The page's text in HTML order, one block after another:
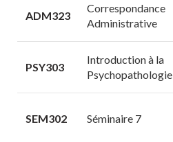
ADM323
Correspondance
Administrative
PSY303
Introduction à la
Psychopathologie
SEM302 Séminaire 7